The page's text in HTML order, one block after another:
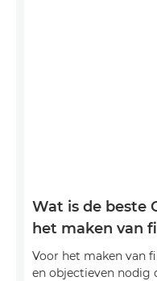
Wat is de beste
het maken van
Voor het maken van
en objectieven nodig